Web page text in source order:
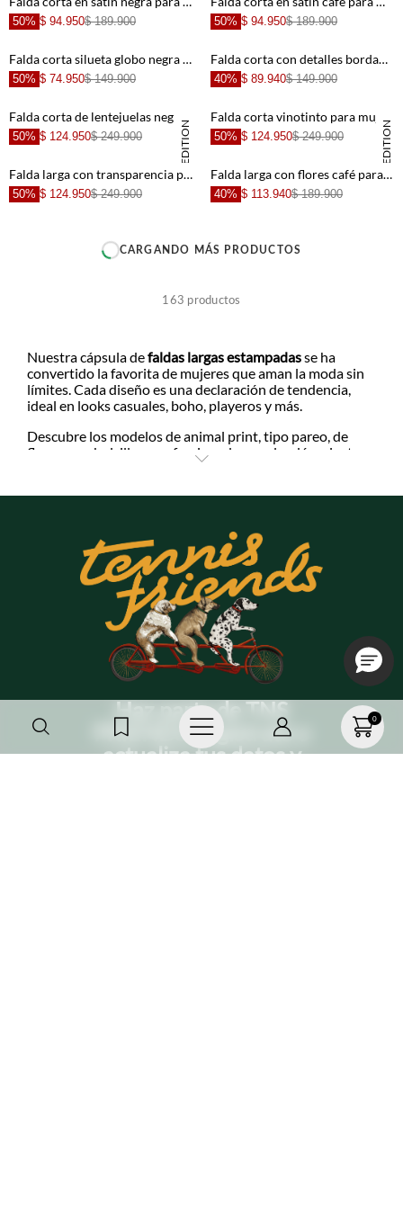
0
+ +
+ +
+ +
50% $ 94.950$ 189.900 50% $ 94.950$ 189.900
Falda corta silueta globo negra para mujer
50% $ 74.950$ 149.900
Falda corta con detalles bordados amarilla para mujer
40% $ 89.940$ 149.900
SPECIAL EDITION
+
50% $ 124.950$ 249.900 SPECIAL EDITION
Falda corta vinotinto para mujer
50% $ 124.950$ 249.900
+
Falda larga con transparencia para mujer
50% $ 124.950$ 249.900
Falda larga con flores café para mujer
40% $ 113.940$ 189.900
CARGANDO MÁS PRODUCTOS
163 productos
Nuestra cápsula defaldas largas estampadasse ha
convertido la favorita de mujeres que aman la moda sin
límites. Cada diseño es una declaración de tendencia,
ideal en looks casuales, boho, playeros y más.
Descubre los modelos de animal print, tipo pareo, de
flores, con bolsillos, confeccionadas en algodón, ajuste
con botón interno, con elástico en la pretina y muchos
favorito!
Estas prendas llenan tu clóset de actitud y permiten
combinaciones con crop top o camisetas ajustadas que
balancean la amplitud de la falda. Además, se pueden
llevar con tenis, sandalias o botas. ¡Son más que
Atrévete a jugar con los prints en tendencia, colores
vibrantes o neutros, telas suaves y siluetas con vuelo
para un efecto sofisticado en cada look. ¡Consigue tus
faldas largas estampadasfavoritas en Tennis y pídelas
Haz parte de TNS
FRIENDS, regístrate o
actualiza tus datos y